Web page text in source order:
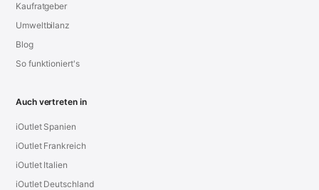
Kaufratgeber
Umweltbilanz
Blog
So funktioniert's
Auch vertreten in
iOutlet Spanien
iOutlet Frankreich
iOutlet Italien
iOutlet Deutschland